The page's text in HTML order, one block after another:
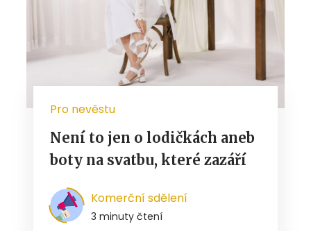
Pro nevěstu
Není to jen o lodičkách aneb
boty na svatbu, které zazáří
Komerční sdělení
3 minuty čtení